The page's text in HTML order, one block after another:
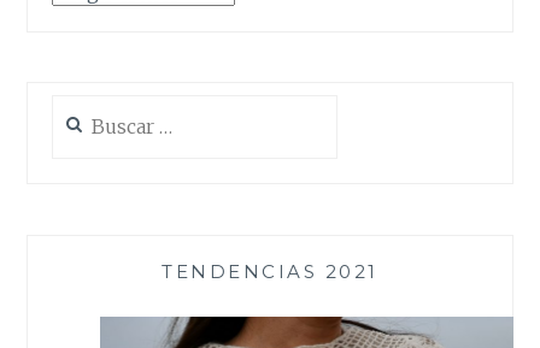
TENDENCIAS 2021